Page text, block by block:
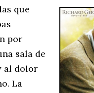
que
por
sala de
al dolor
La